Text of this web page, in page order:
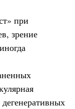
при
зрение